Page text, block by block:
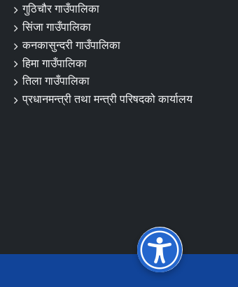
गुठिचौर गाउँपालिका
सिंजा गाउँपालिका
कनकासुन्दरी गाउँपालिका
हिमा गाउँपालिका
तिला गाउँपालिका
प्रधानमन्त्री तथा मन्त्री परिषदको कार्यालय